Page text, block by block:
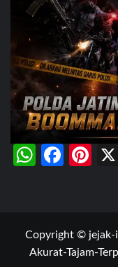
Copyright © jejak-
Akurat-Tajam-